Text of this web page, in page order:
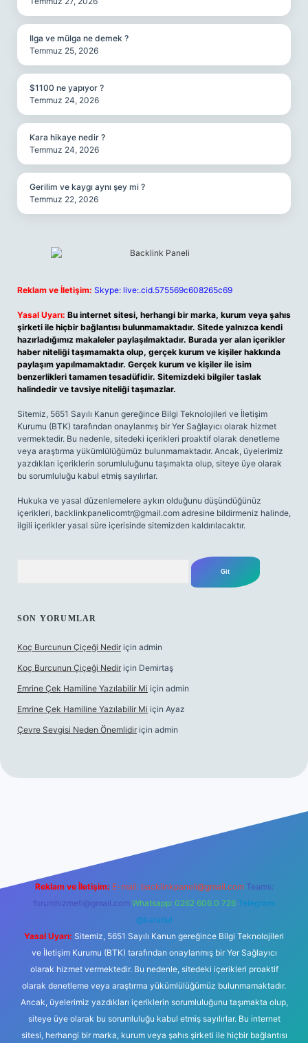
Ilga ve mülga ne demek ?
Temmuz 25, 2026
$1100 ne yapıyor ?
Temmuz 24, 2026
Kara hikaye nedir ?
Temmuz 24, 2026
Gerilim ve kaygı aynı şey mi ?
Temmuz 22, 2026
Reklam ve İletişim: Skype: live:.cid.575569c608265c69
Yasal Uyarı: Bu internet sitesi, herhangi bir marka, kurum veya şahıs
şirketi ile hiçbir bağlantısı bulunmamaktadır. Sitede yalnızca kendi
hazırladığımız makaleler paylaşılmaktadır. Burada yer alan içerikler
haber niteliği taşımamakta olup, gerçek kurum ve kişiler hakkında
paylaşım yapılmamaktadır. Gerçek kurum ve kişiler ile isim
benzerlikleri tamamen tesadüfidir. Sitemizdeki bilgiler taslak
halindedir ve tavsiye niteliği taşımazlar.
Sitemiz, 5651 Sayılı Kanun gereğince Bilgi Teknolojileri ve İletişim
Kurumu (BTK) tarafından onaylanmış bir Yer Sağlayıcı olarak hizmet
vermektedir. Bu nedenle, sitedeki içerikleri proaktif olarak denetleme
veya araştırma yükümlülüğümüz bulunmamaktadır. Ancak, üyelerimiz
yazdıkları içeriklerin sorumluluğunu taşımakta olup, siteye üye olarak
bu sorumluluğu kabul etmiş sayılırlar.
Hukuka ve yasal düzenlemelere aykırı olduğunu düşündüğünüz
içerikleri, backlinkpanelicomtr@gmail.com adresine bildirmeniz halinde,
ilgili içerikler yasal süre içerisinde sitemizden kaldırılacaktır.
SON YORUMLAR
Koç Burcunun Çiçeği Nedir için admin
Koç Burcunun Çiçeği Nedir için Demirtaş
Emrine Çek Hamiline Yazılabilir Mi için admin
Emrine Çek Hamiline Yazılabilir Mi için Ayaz
Çevre Sevgisi Neden Önemlidir için admin
Reklam ve İletişim: E-mail: backlinkpaneli@gmail.com Teams:
forumhizmeti@gmail.com Whatsapp: 0262 606 0 726 Telegram:
@karabul
Yasal Uyarı: Sitemiz, 5651 Sayılı Kanun gereğince Bilgi Teknolojileri
ve İletişim Kurumu (BTK) tarafından onaylanmış bir Yer Sağlayıcı
olarak hizmet vermektedir. Bu nedenle, sitedeki içerikleri proaktif
olarak denetleme veya araştırma yükümlülüğümüz bulunmamaktadır.
Ancak, üyelerimiz yazdıkları içeriklerin sorumluluğunu taşımakta olup,
siteye üye olarak bu sorumluluğu kabul etmiş sayılırlar. Bu internet
sitesi, herhangi bir marka, kurum veya şahıs şirketi ile hiçbir bağlantısı